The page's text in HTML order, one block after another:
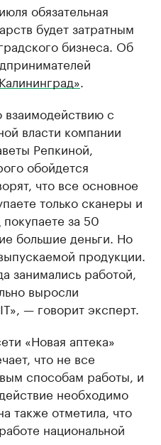
обязательная
будет затратным
бизнеса. Об
с
власти компании
Репкиной,
обойдется
что все основное
только сканеры и
за 50
большие деньги. Но
продукции.
занимались работой,
выросли
— говорит эксперт.
«Новая аптека»
что не все
способам работы, и
необходимо
также отметила, что
национальной